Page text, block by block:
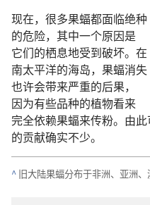
现在， 很多果蝠都面临绝种
的危险， 其中一个原因是
它们的栖息地受到破坏。 在
南太平洋的海岛， 果蝠消失
也许会带来严重的后果，
因为有些品种的植物看来
完全依赖果蝠来传粉。 由
的贡献确实不少。
^ 旧大陆果蝠分布于非洲、 亚洲、